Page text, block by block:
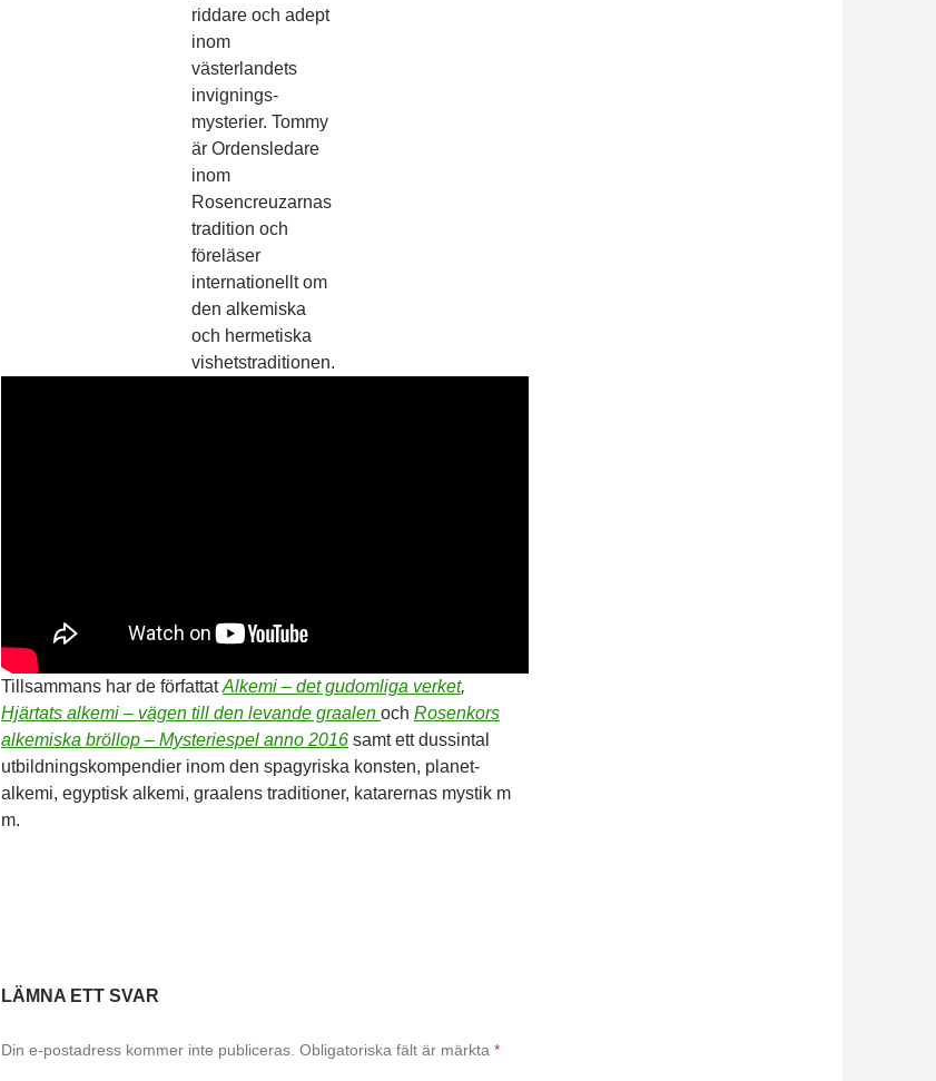
riddare och adept
inom
västerlandets
invignings­
mysterier. Tommy
är Ordensledare
inom
Rosencreuzarnas
tradition och
föreläser
internationellt om
den alkemiska
och hermetiska
vishetstraditionen.
Tillsammans har de författatAlkemi – det gudomliga verket,
Hjärtats alkemi – vägen till den levande graalen och Rosenkors
alkemiska bröllop – Mysteriespel anno 2016 samt ett dussintal
utbildningskompendier inom den spagyriska konsten, planet­
alkemi, egyptisk alkemi, graalens traditioner, katarernas mystik m
m.
LÄMNA ETT SVAR
Din e-postadress kommer inte publiceras. Obligatoriska fält är märkta *